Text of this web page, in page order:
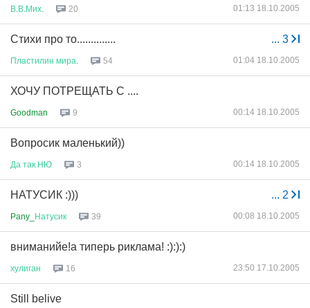
В В Мих 20 01:13 18.10.2005
... 3
Стихи про то..............
Пластилин мира 54 01:04 18.10.2005
ХОЧУ ПОТРЕЩАТЬ С ....
Goodman 9 00:14 18.10.2005
Вопросик маленький))
Да так НЮ 3 00:14 18.10.2005
... 2
НАТУСИК :)))
Pany_ Натусик 39 00:08 18.10.2005
вниманийе!а типерь риклама! :):):)
хулиган 16 23:50 17.10.2005
Still belive